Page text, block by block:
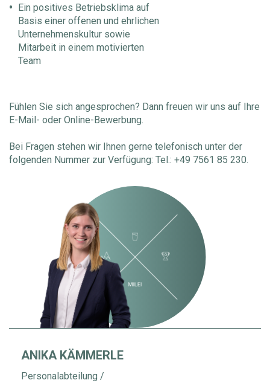
Ein positives Betriebsklima auf
Basis einer offenen und ehrlichen
Unternehmenskultur sowie
Mitarbeit in einem motivierten
Team
Fühlen Sie sich angesprochen? Dann freuen wir uns auf Ihre
E-Mail- oder Online-Bewerbung.
Bei Fragen stehen wir Ihnen gerne telefonisch unter der
folgenden Nummer zur Verfügung: Tel.: +49 7561 85 230.
ANIKA KÄMMERLE
Personalabteilung /